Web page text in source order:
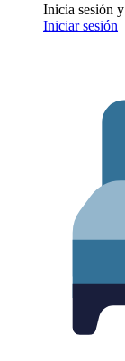
Inicia sesión
Iniciar sesión